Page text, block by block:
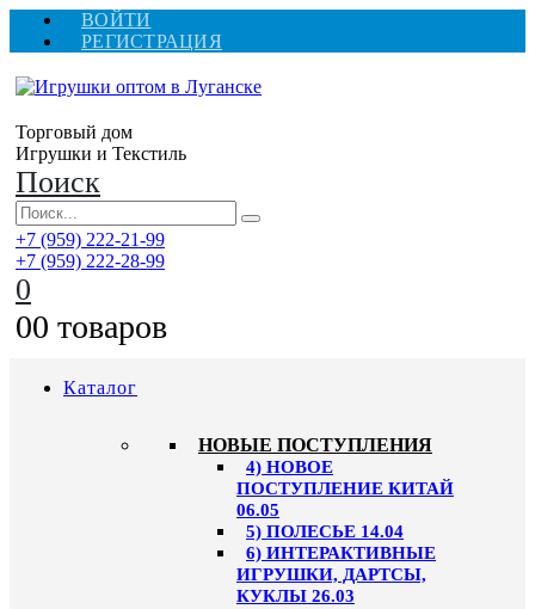
ВОЙТИ
РЕГИСТРАЦИЯ
Торговый дом
Игрушки и Текстиль
Поиск
+7 (959) 222-21-99
+7 (959) 222-28-99
0
00 товаров
Каталог
НОВЫЕ ПОСТУПЛЕНИЯ
4) НОВОЕ
ПОСТУПЛЕНИЕ КИТАЙ
06.05
5) ПОЛЕСЬЕ 14.04
6) ИНТЕРАКТИВНЫЕ
ИГРУШКИ, ДАРТСЫ,
КУКЛЫ 26.03